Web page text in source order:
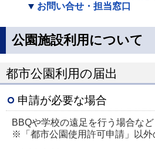
お問い合せ・担当窓口
公園施設利用について
都市公園利用の届出
申請が必要な場合
BBQや学校の遠足を行う場合など
※「都市公園使用許可申請」以外